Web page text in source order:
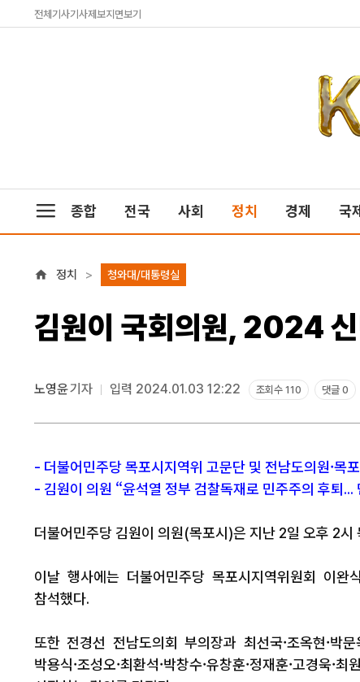
전체기사기사제보지면보기
종합 전국 사회 정치 경제 국제
정치 청와대/대통령실
김원이 국회의원, 2024 신
노영윤기자 입력 2024.01.03 12:22 조회수 110 댓글 0
- 더불어민주당 목포시지역위 고문단 및 전남도의원·목
- 김원이 의원 “윤석열 정부 검찰독재로 민주주의 후퇴
더불어민주당 김원이 의원(목포시)은 지난 2일 오후 2
이날 행사에는 더불어민주당 목포시지역위원회 이완
참석했다.
또한 전경선 전남도의회 부의장과 최선국·조옥현·박
박용식·조성오·최환석·박창수·유창훈·정재훈·고경욱·